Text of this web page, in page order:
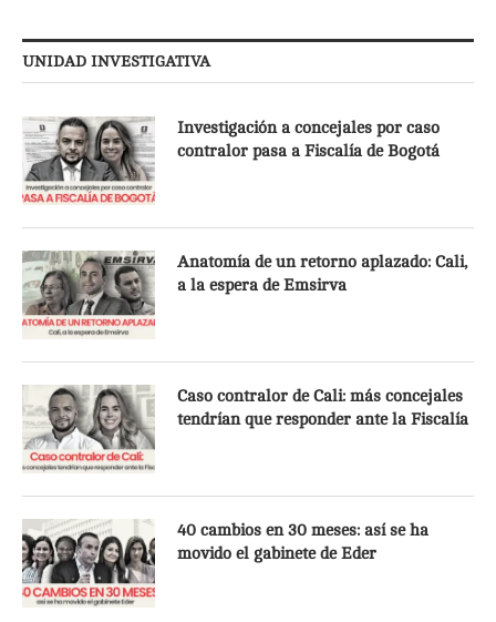
UNIDAD INVESTIGATIVA
Investigación a concejales por caso
contralor pasa a Fiscalía de Bogotá
Anatomía de un retorno aplazado: Cali,
a la espera de Emsirva
Caso contralor de Cali: más concejales
tendrían que responder ante la Fiscalía
40 cambios en 30 meses: así se ha
movido el gabinete de Eder